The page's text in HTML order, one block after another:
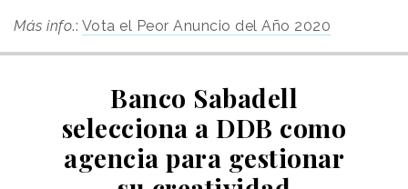
Más info.: Vota el Peor Anuncio del Año 2020
Banco Sabadell
selecciona a DDB como
agencia para gestionar